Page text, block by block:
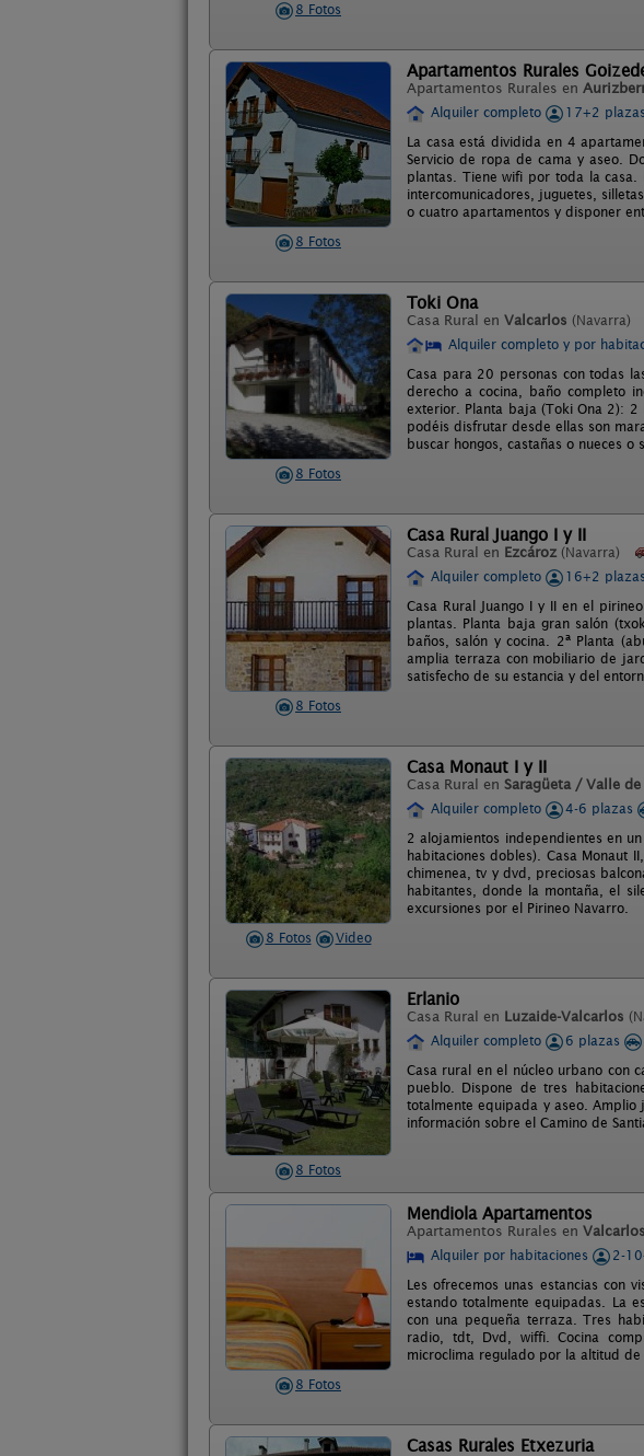
8 Fotos
8 Fotos
Apartamentos Rurales
Apartamentos Rurales en
Alquiler completo
17+2 plazas
La casa está dividida en 4
Servicio de ropa de cama y aseo.
plantas. Tiene wifi por toda la casa.
intercomunicadores, juguetes,
o cuatro apartamentos y disponer
8 Fotos
Toki Ona
Casa Rural en Valcarlos (Navarra)
Alquiler completo y por
Casa para 20 personas con todas
derecho a cocina, baño completo
exterior. Planta baja (Toki Ona 2): 2
podéis disfrutar desde ellas son
buscar hongos, castañas o nueces
8 Fotos
Casa Rural Juango I y II
Casa Rural en Ezcároz (Navarra)
Alquiler completo
16+2 plazas
Casa Rural Juango I y II en el
plantas. Planta baja gran salón
baños, salón y cocina. 2ª Planta
amplia terraza con mobiliario de
satisfecho de su estancia y del
8 Fotos Video
Casa Monaut I y II
Casa Rural en Saragüeta / Valle de
Alquiler completo
4-6 plazas
2 alojamientos independientes en
habitaciones dobles). Casa Monaut
chimenea, tv y dvd, preciosas
habitantes, donde la montaña, el
excursiones por el Pirineo Navarro.
8 Fotos
Erlanio
Casa Rural en Luzaide-Valcarlos
Alquiler completo
6 plazas
Casa rural en el núcleo urbano con
pueblo. Dispone de tres
totalmente equipada y aseo. Amplio
información sobre el Camino de
8 Fotos
Mendiola Apartamentos
Apartamentos Rurales en
Alquiler por habitaciones
2-
Les ofrecemos unas estancias con
estando totalmente equipadas. La
con una pequeña terraza. Tres
radio, tdt, Dvd, wiffi. Cocina
microclima regulado por la altitud de
Casas Rurales Etxezuria